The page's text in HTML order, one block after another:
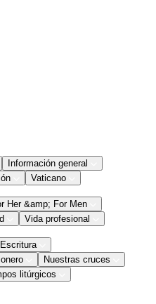
Información general
Vaticano
Her &amp; For Men
Vida profesional
Escritura
Nuestras cruces
litúrgicos